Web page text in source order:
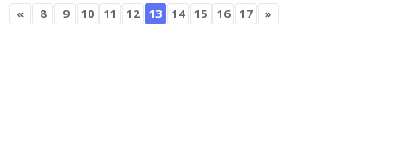
« 8 9 10 11 12 13 14 15 16 17 »